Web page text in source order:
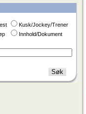
Kusk/Jockey/Trener
Innhold/Dokument